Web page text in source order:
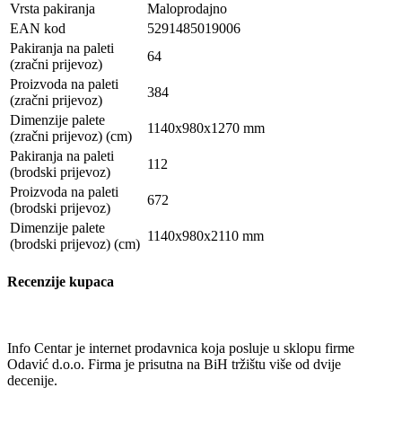
Vrsta pakiranja
Maloprodajno
EAN kod
5291485019006
Pakiranja na paleti
(zračni prijevoz)
64
Proizvoda na paleti
(zračni prijevoz)
384
Dimenzije palete
(zračni prijevoz) (cm)
1140x980x1270 mm
Pakiranja na paleti
(brodski prijevoz)
112
Proizvoda na paleti
(brodski prijevoz)
672
Dimenzije palete
(brodski prijevoz) (cm)
1140x980x2110 mm
Recenzije kupaca
Info Centar je internet prodavnica koja posluje u sklopu firme
Odavić d.o.o. Firma je prisutna na BiH tržištu više od dvije
decenije.